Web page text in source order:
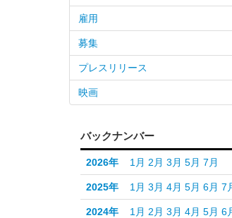
雇用
募集
プレスリリース
映画
バックナンバー
2026年 1月 2月 3月 5月 7月
2025年 1月 3月 4月 5月 6月 7
2024年 1月 2月 3月 4月 5月 6